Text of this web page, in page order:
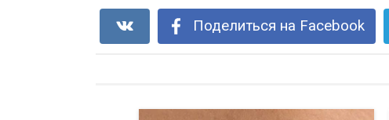
Поделиться на Facebook